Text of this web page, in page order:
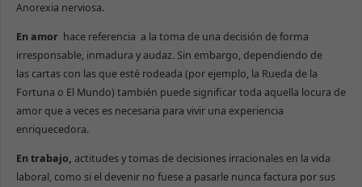
Anorexia nerviosa.
En amorhace referencia a la toma de una decisión de forma
irresponsable, inmadura y audaz. Sin embargo, dependiendo de
las cartas con las que esté rodeada (por ejemplo, la Rueda de la
Fortuna o El Mundo) también puede significar toda aquella locura de
amor que a veces es necesaria para vivir una experiencia
enriquecedora.
En trabajo, actitudes y tomas de decisiones irracionales en la vida
laboral, como si el devenir no fuese a pasarle nunca factura por sus